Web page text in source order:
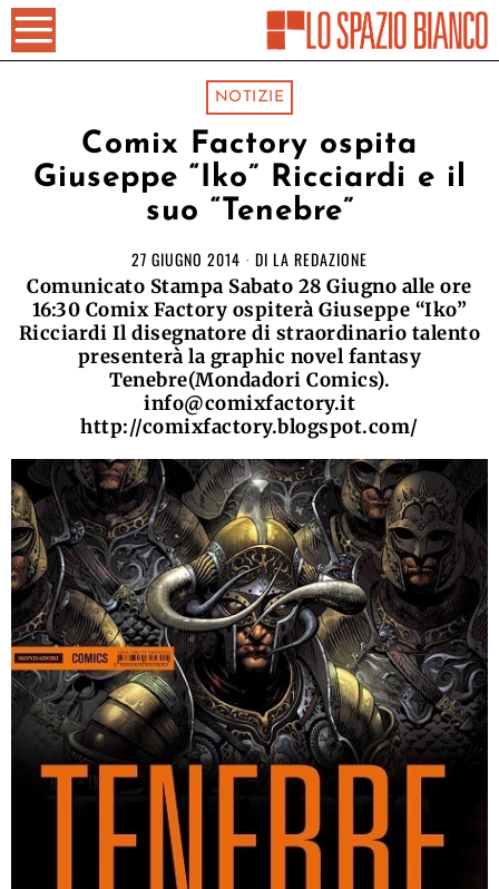
NOTIZIE
Comix Factory ospita
Giuseppe “Iko” Ricciardi e il
suo “Tenebre”
27 GIUGNO 2014 DI LA REDAZIONE
Comunicato Stampa Sabato 28 Giugno alle ore
16:30 Comix Factory ospiterà Giuseppe “Iko”
Ricciardi Il disegnatore di straordinario talento
presenterà la graphic novel fantasy
Tenebre(Mondadori Comics).
info@comixfactory.it
http://comixfactory.blogspot.com/